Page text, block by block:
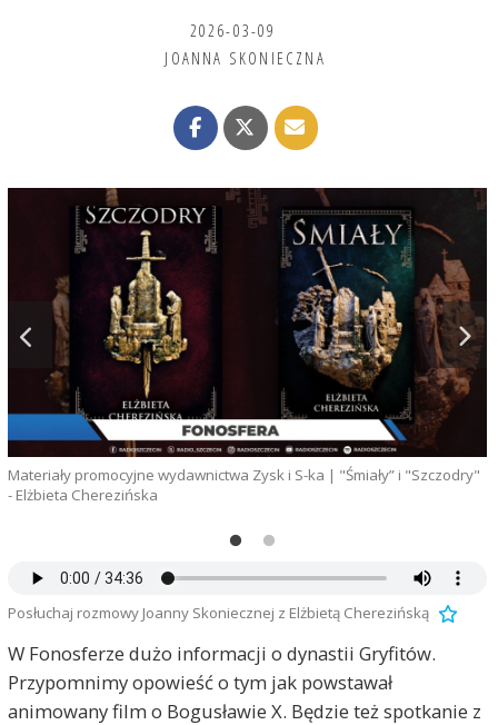
2026-03-09
JOANNA SKONIECZNA
Materiały promocyjne wydawnictwa Zysk i S-ka | "Śmiały” i "Szczodry"
- Elżbieta Cherezińska
Posłuchaj rozmowy Joanny Skoniecznej z Elżbietą Cherezińską
W Fonosferze dużo informacji o dynastii Gryfitów.
Przypomnimy opowieść o tym jak powstawał
animowany film o Bogusławie X. Będzie też spotkanie z